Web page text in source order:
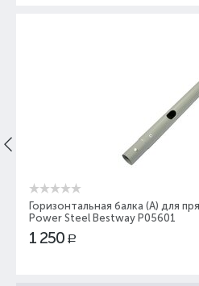
Горизонтальная балка (A) для
Power Steel Bestway P05601
1 250 Р